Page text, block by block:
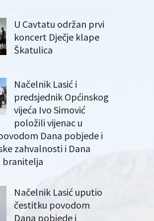
U Cavtatu održan prvi
koncert Dječje klape
Škatulica
Načelnik Lasić i
predsjednik Općinskog
vijeća Ivo Simović
položili vijenac u
Dana pobjede i
zahvalnosti i Dana
branitelja
Načelnik Lasić uputio
čestitku povodom
Dana pobjede i